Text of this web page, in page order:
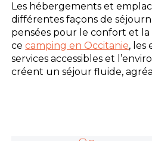
Les hébergements et
différentes façons de
pensées pour le confort et la
cecamping en Occitanie, les
services accessibles et
créent un séjour fluide,